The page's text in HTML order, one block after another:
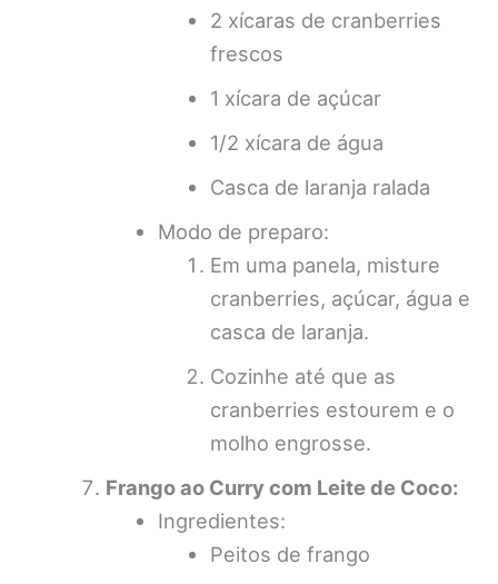
2 xícaras de cranberries
frescos
1 xícara de açúcar
1/2 xícara de água
Casca de laranja ralada
Modo de preparo:
Em uma panela, misture
cranberries, açúcar, água e
casca de laranja.
Cozinhe até que as
cranberries estourem e o
molho engrosse.
Frango ao Curry com Leite de Coco:
Ingredientes:
Peitos de frango